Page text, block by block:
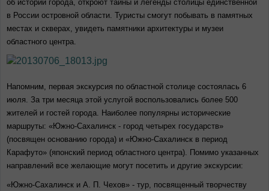
об истории города, откроют тайны и легенды столицы единственной
в России островной области. Туристы смогут побывать в памятных
местах и скверах, увидеть памятники архитектуры и музеи
областного центра.
Напомним, первая экскурсия по областной столице состоялась 6
июля. За три месяца этой услугой воспользовались более 500
жителей и гостей города. Наиболее популярны исторические
маршруты: «Южно-Сахалинск - город четырех государств»
(посвящен основанию города) и «Южно-Сахалинск в период
Карафуто» (японский период областного центра). Помимо указанных
направлений все желающие могут посетить и другие экскурсии:
«Южно-Сахалинск и А. П. Чехов» - тур, посвященный творчеству